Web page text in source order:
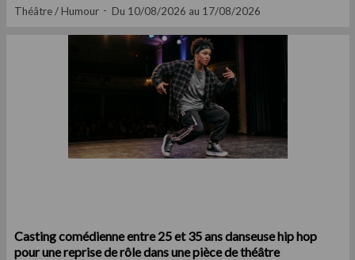
Théâtre / Humour Du 10/08/2026 au 17/08/2026
Casting comédienne entre 25 et 35 ans danseuse hip hop
pour une reprise de rôle dans une pièce de théâtre